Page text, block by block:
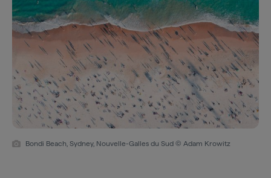
Bondi Beach, Sydney, Nouvelle-Galles du Sud © Adam Krowitz